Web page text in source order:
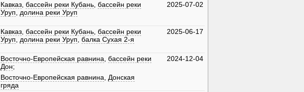
Кавказ бассейн реки Кубань бассейн реки
Уруп
долина реки Уруп
2025-07-02
Кавказ бассейн реки Кубань бассейн реки
Уруп
долина реки Уруп балка Сухая 2-я
2025-06-17
Восточно-Европейская равнина бассейн реки
Дон;
Восточно-Европейская равнина
Донская
гряда
2024-12-04